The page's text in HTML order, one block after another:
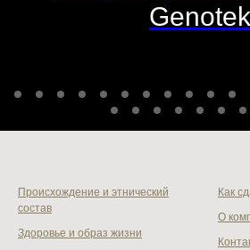
Genotek
Происхождение и этнический
состав
Здоровье и образ жизни
Как
О